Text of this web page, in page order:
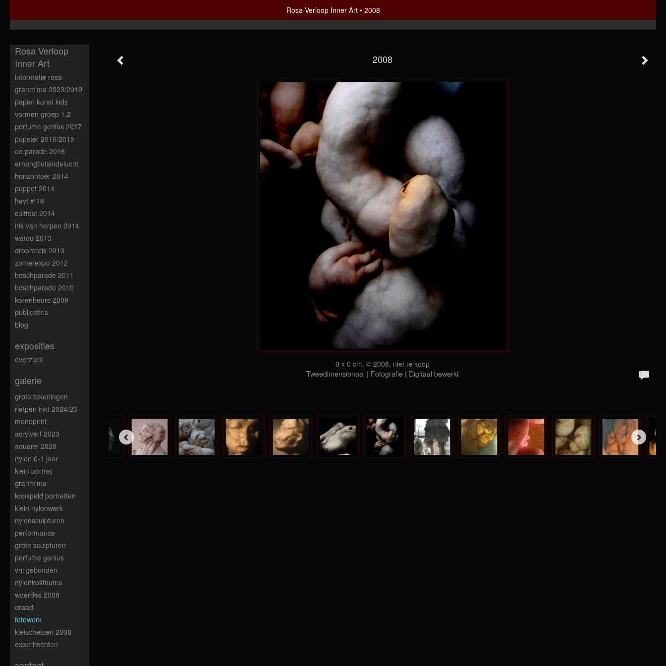
Rosa Verloop Inner Art 2008
2008
0 x 0 cm, © 2008, niet te koop
Tweedimensionaal | Fotografie | Digitaal bewerkt
Rosa Verloop
Inner Art
informatie rosa
granm'ma 2023/2019
papier kunst kids
vormen groep 1,2
perfume genius 2017
popster 2016/2015
de parade 2016
erhangtietsindelucht
horizontoer 2014
puppet 2014
hey! # 19
cultfest 2014
iris van herpen 2014
watou 2013
droomreis 2013
zomerexpo 2012
boschparade 2011
boschparade 2010
korenbeurs 2009
publicaties
blog
exposities
overzicht
galerie
grote tekeningen
rietpen inkt 2024/23
monoprint
acrylverf 2023
aquarel 2020
nylon 0-1 jaar
klein portret
granm'ma
kopspeld portretten
klein nylonwerk
nylonsculpturen
performance
grote sculpturen
perfume genius
vrij gebonden
nylonkostuums
woerdes 2008
draad
fotowerk
kleischetsen 2008
experimenten